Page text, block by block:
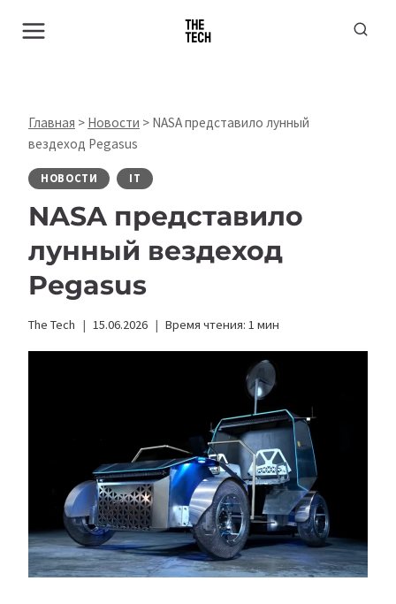
Главная > Новости > NASA представило лунный
вездеход Pegasus
НОВОСТИ IT
NASA представило
лунный вездеход
Pegasus
The Tech 15.06.2026 Время чтения: 1 мин